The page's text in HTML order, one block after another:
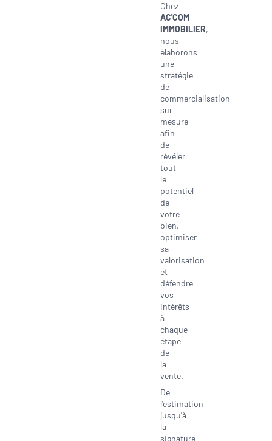
Chez
AC'COM
IMMOBILIER,
nous
élaborons
une
stratégie
de
commercialisation
sur
mesure
afin
de
révéler
tout
le
potentiel
de
votre
bien,
optimiser
sa
valorisation
et
défendre
vos
intérêts
à
chaque
étape
de
la
vente.
De
l'estimation
jusqu'à
la
signature